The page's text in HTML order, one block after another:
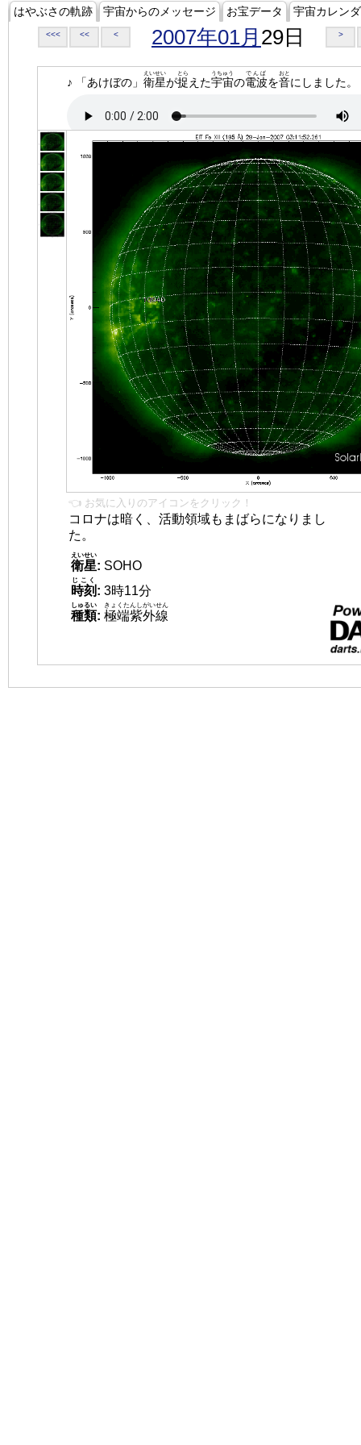
はやぶさの軌跡 宇宙からのメッセージ お宝データ 宇宙カレン
<<< << < 2007年01月 29日 >
♪ 「あけぼの」 衛星
えいせい
が捉
とら
えた宇宙
うちゅう
の電波
でんぱ
を音
おと
にしました。
👈 お気に入りのアイコンをクリック！
コロナは暗く、活動領域もまばらになりまし
た。
衛星
えいせい
: SOHO
時刻
じこく
: 3時11分
種類
しゅるい
: 極端紫外線
きょくたんしがいせん